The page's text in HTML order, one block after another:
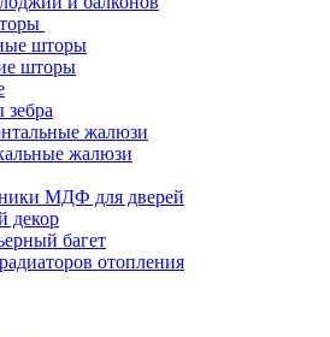
шторы
шторы
жалюзи
жалюзи
МДФ для дверей
декор
багет
отопления